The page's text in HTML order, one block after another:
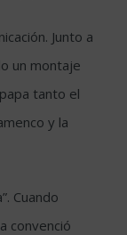
Junto a
un montaje
tanto el
y la
Cuando
convenció